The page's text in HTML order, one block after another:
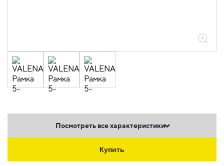
Посмотреть все характеристики
Купить